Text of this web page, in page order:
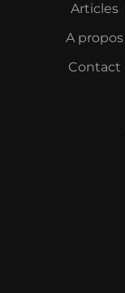
Articles
A propos
Contact